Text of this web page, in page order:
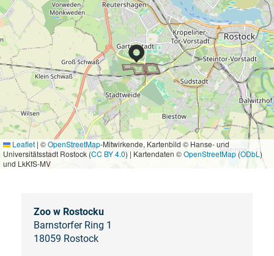
Leaflet | ©OpenStreetMap-Mitwirkende, Kartenbild © Hanse- und
Universitätsstadt Rostock (CC BY 4.0) | Kartendaten ©OpenStreetMap (ODbL )
und LkKfS-MV
Zoo w Rostocku
Barnstorfer Ring 1
18059 Rostock